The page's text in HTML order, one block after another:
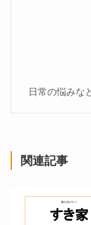
日常の悩みな
関連記事